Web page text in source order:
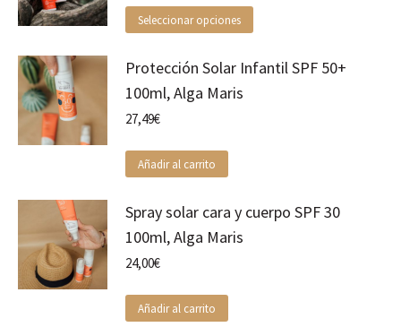
precios:
desde
hasta
Seleccionar opciones
Este
producto
múltiples
la
Protección Solar Infantil SPF 50+
100ml, Alga Maris
27,49€
Añadir al carrito
Spray solar cara y cuerpo SPF 30
100ml, Alga Maris
24,00€
Añadir al carrito